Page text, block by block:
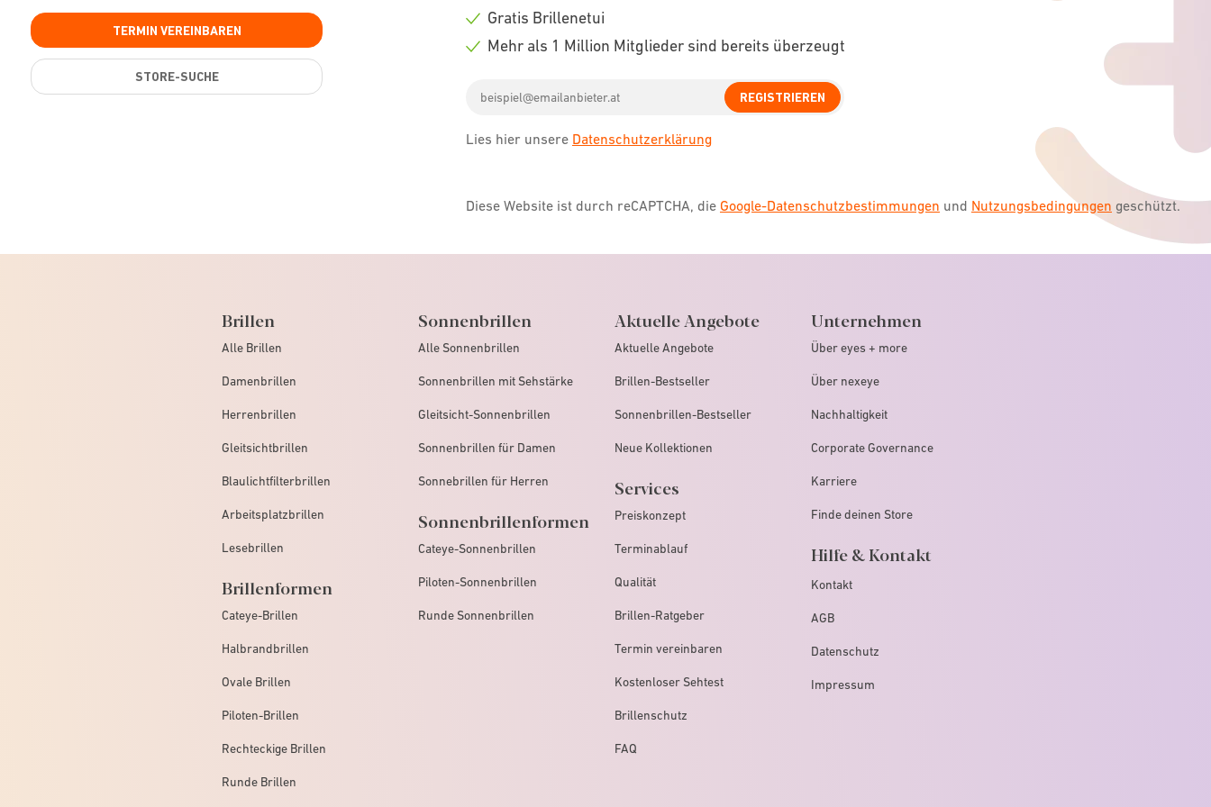
TERMIN VEREINBAREN
STORE-SUCHE
Check
Check
Gratis Brillenetui
Mehr als 1 Million Mitglieder sind bereits überzeugt
address
REGISTRIEREN
Lies hier unsere Datenschutzerklärung
Diese Website ist durch reCAPTCHA, die Google-Datenschutzbestimmungen und Nutzungsbedingungen geschützt.
Brillen
Alle Brillen
Damenbrillen
Herrenbrillen
Gleitsichtbrillen
Blaulichtfilterbrillen
Arbeitsplatzbrillen
Lesebrillen
Brillenformen
Cateye-Brillen
Halbrandbrillen
Ovale Brillen
Piloten-Brillen
Rechteckige Brillen
Runde Brillen
Sonnenbrillen
Alle Sonnenbrillen
Sonnenbrillen mit Sehstärke
Gleitsicht-Sonnenbrillen
Sonnenbrillen für Damen
Sonnebrillen für Herren
Sonnenbrillenformen
Cateye-Sonnenbrillen
Piloten-Sonnenbrillen
Runde Sonnenbrillen
Aktuelle Angebote
Aktuelle Angebote
Brillen-Bestseller
Sonnenbrillen-Bestseller
Neue Kollektionen
Services
Preiskonzept
Terminablauf
Qualität
Brillen-Ratgeber
Termin vereinbaren
Kostenloser Sehtest
Brillenschutz
FAQ
Unternehmen
Über eyes + more
Über nexeye
Nachhaltigkeit
Corporate Governance
Karriere
Finde deinen Store
Hilfe & Kontakt
Kontakt
AGB
Datenschutz
Impressum